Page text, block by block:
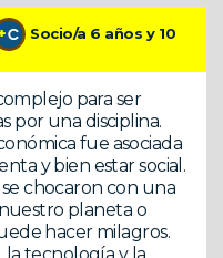
Socio/a 6 años y 10
para ser
por una disciplina.
fue asociada
y bien estar social.
se chocaron con una
planeta o
hacer milagros.